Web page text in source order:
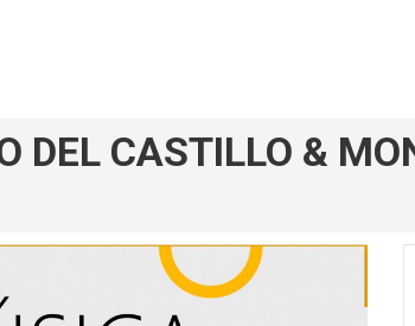
DEL CASTILLO &